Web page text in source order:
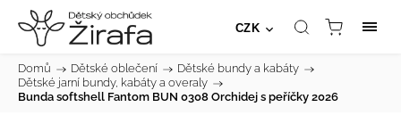
CZK
Domů / Dětské oblečení / Dětské bundy a kabáty /
Dětské jarní bundy, kabáty a overaly /
Bunda softshell Fantom BUN 0308 Orchidej s peříčky 2026